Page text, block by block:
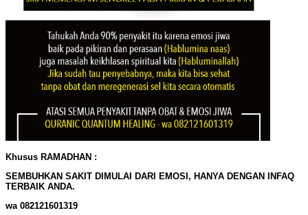
Khusus RAMADHAN :
SEMBUHKAN SAKIT DIMULAI DARI EMOSI, HANYA DENGAN INFAQ
TERBAIK ANDA.
wa 082121601319